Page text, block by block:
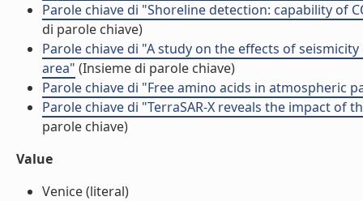
Parole chiave di "Shoreline detection: capability of
di parole chiave)
Parole chiave di "A study on the effects of
area" (Insieme di parole chiave)
Parole chiave di "Free amino acids in atmospheric
Parole chiave di "TerraSAR-X reveals the impact
parole chiave)
Value
Venice (literal)